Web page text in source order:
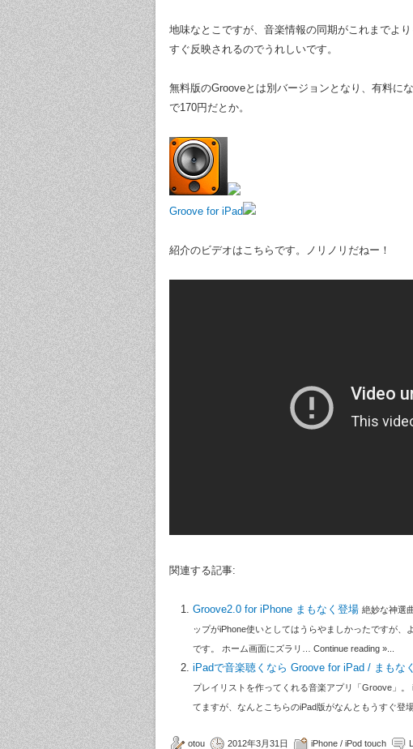
地味なとこですが、音楽情報の同期がこれまでよ
すぐ反映されるのでうれしいです。
無料版のGrooveとは別バージョンとなり、有料に
で170円だとか。
Groove for iPad
紹介のビデオはこちらです。ノリノリだねー！
関連する記事:
Groove2.0 for iPhone まもなく登場 絶妙な神選
ップがiPhone使いとしてはうらやましかったですが
です。 ホーム画面にズラリ… Continue reading »...
iPadで音楽聴くなら Groove for iPad / まもな
プレイリストを作ってくれる音楽アプリ「Groove」
てますが、なんとこちらのiPad版がなんともうすぐ登
otou 2012年3月31日 iPhone / iPod touch